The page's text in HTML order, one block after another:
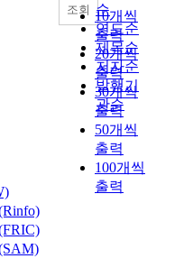
순
연도순
제목순
저자순
발행기
관순
10개씩
출력
20개씩
출력
30개씩
출력
50개씩
출력
100개씩
출력
조회